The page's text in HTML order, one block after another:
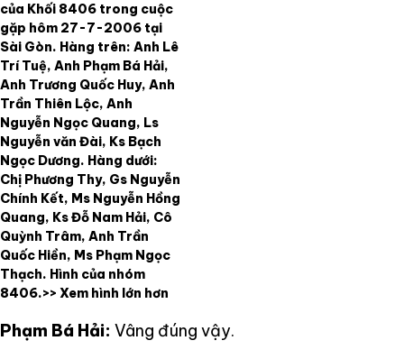
của Khối 8406 trong cuộc
gặp hôm 27-7-2006 tại
Sài Gòn. Hàng trên: Anh Lê
Trí Tuệ, Anh Phạm Bá Hải,
Anh Trương Quốc Huy, Anh
Trần Thiên Lộc, Anh
Nguyễn Ngọc Quang, Ls
Nguyễn văn Đài, Ks Bạch
Ngọc Dương. Hàng dưới:
Chị Phương Thy, Gs Nguyễn
Chính Kết, Ms Nguyễn Hồng
Quang, Ks Đỗ Nam Hải, Cô
Quỳnh Trâm, Anh Trần
Quốc Hiền, Ms Phạm Ngọc
Thạch. Hình của nhóm
8406.>> Xem hình lớn hơn
Phạm Bá Hải: Vâng đúng vậy.